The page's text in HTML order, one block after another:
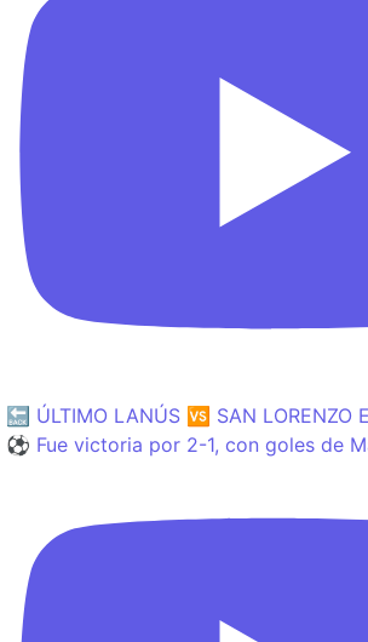
🔙 ÚLTIMO LANÚS 🆚 SAN LORENZO
⚽️ Fue victoria por 2-1, con goles de